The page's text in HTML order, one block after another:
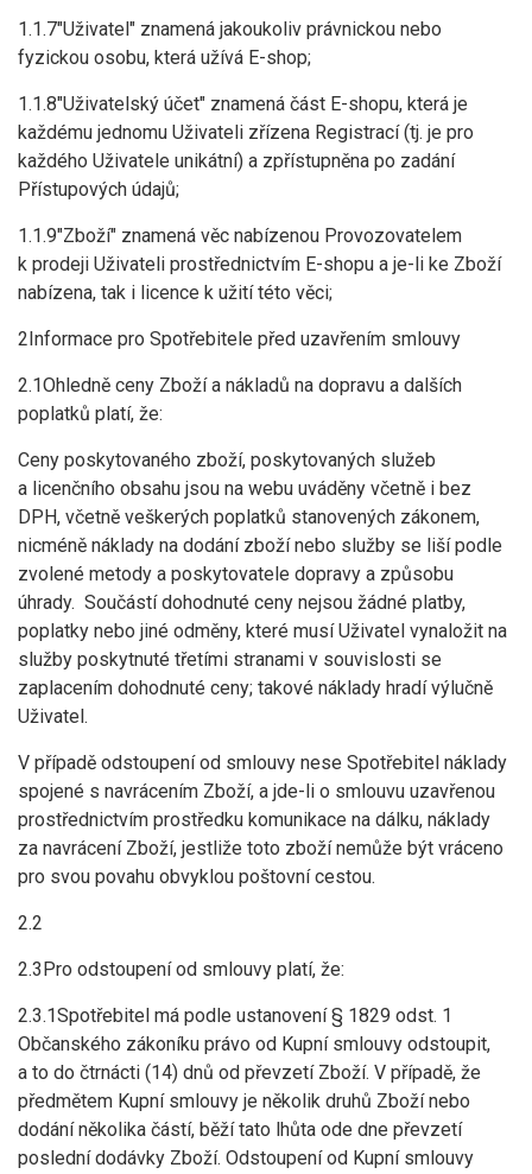
1.1.7"Uživatel" znamená jakoukoliv právnickou nebo
fyzickou osobu, která užívá E-shop;
1.1.8"Uživatelský účet" znamená část E-shopu, která je
každému jednomu Uživateli zřízena Registrací (tj. je pro
každého Uživatele unikátní) a zpřístupněna po zadání
Přístupových údajů;
1.1.9"Zboží" znamená věc nabízenou Provozovatelem
k prodeji Uživateli prostřednictvím E-shopu a je-li ke Zboží
nabízena, tak i licence k užití této věci;
2Informace pro Spotřebitele před uzavřením smlouvy
2.1Ohledně ceny Zboží a nákladů na dopravu a dalších
poplatků platí, že:
Ceny poskytovaného zboží, poskytovaných služeb
a licenčního obsahu jsou na webu uváděny včetně i bez
DPH, včetně veškerých poplatků stanovených zákonem,
nicméně náklady na dodání zboží nebo služby se liší podle
zvolené metody a poskytovatele dopravy a způsobu
úhrady. Součástí dohodnuté ceny nejsou žádné platby,
poplatky nebo jiné odměny, které musí Uživatel vynaložit na
služby poskytnuté třetími stranami v souvislosti se
zaplacením dohodnuté ceny; takové náklady hradí výlučně
Uživatel.
V případě odstoupení od smlouvy nese Spotřebitel náklady
spojené s navrácením Zboží, a jde-li o smlouvu uzavřenou
prostřednictvím prostředku komunikace na dálku, náklady
za navrácení Zboží, jestliže toto zboží nemůže být vráceno
pro svou povahu obvyklou poštovní cestou.
2.2
2.3Pro odstoupení od smlouvy platí, že:
2.3.1Spotřebitel má podle ustanovení § 1829 odst. 1
Občanského zákoníku právo od Kupní smlouvy odstoupit,
a to do čtrnácti (14) dnů od převzetí Zboží. V případě, že
předmětem Kupní smlouvy je několik druhů Zboží nebo
dodání několika částí, běží tato lhůta ode dne převzetí
poslední dodávky Zboží. Odstoupení od Kupní smlouvy